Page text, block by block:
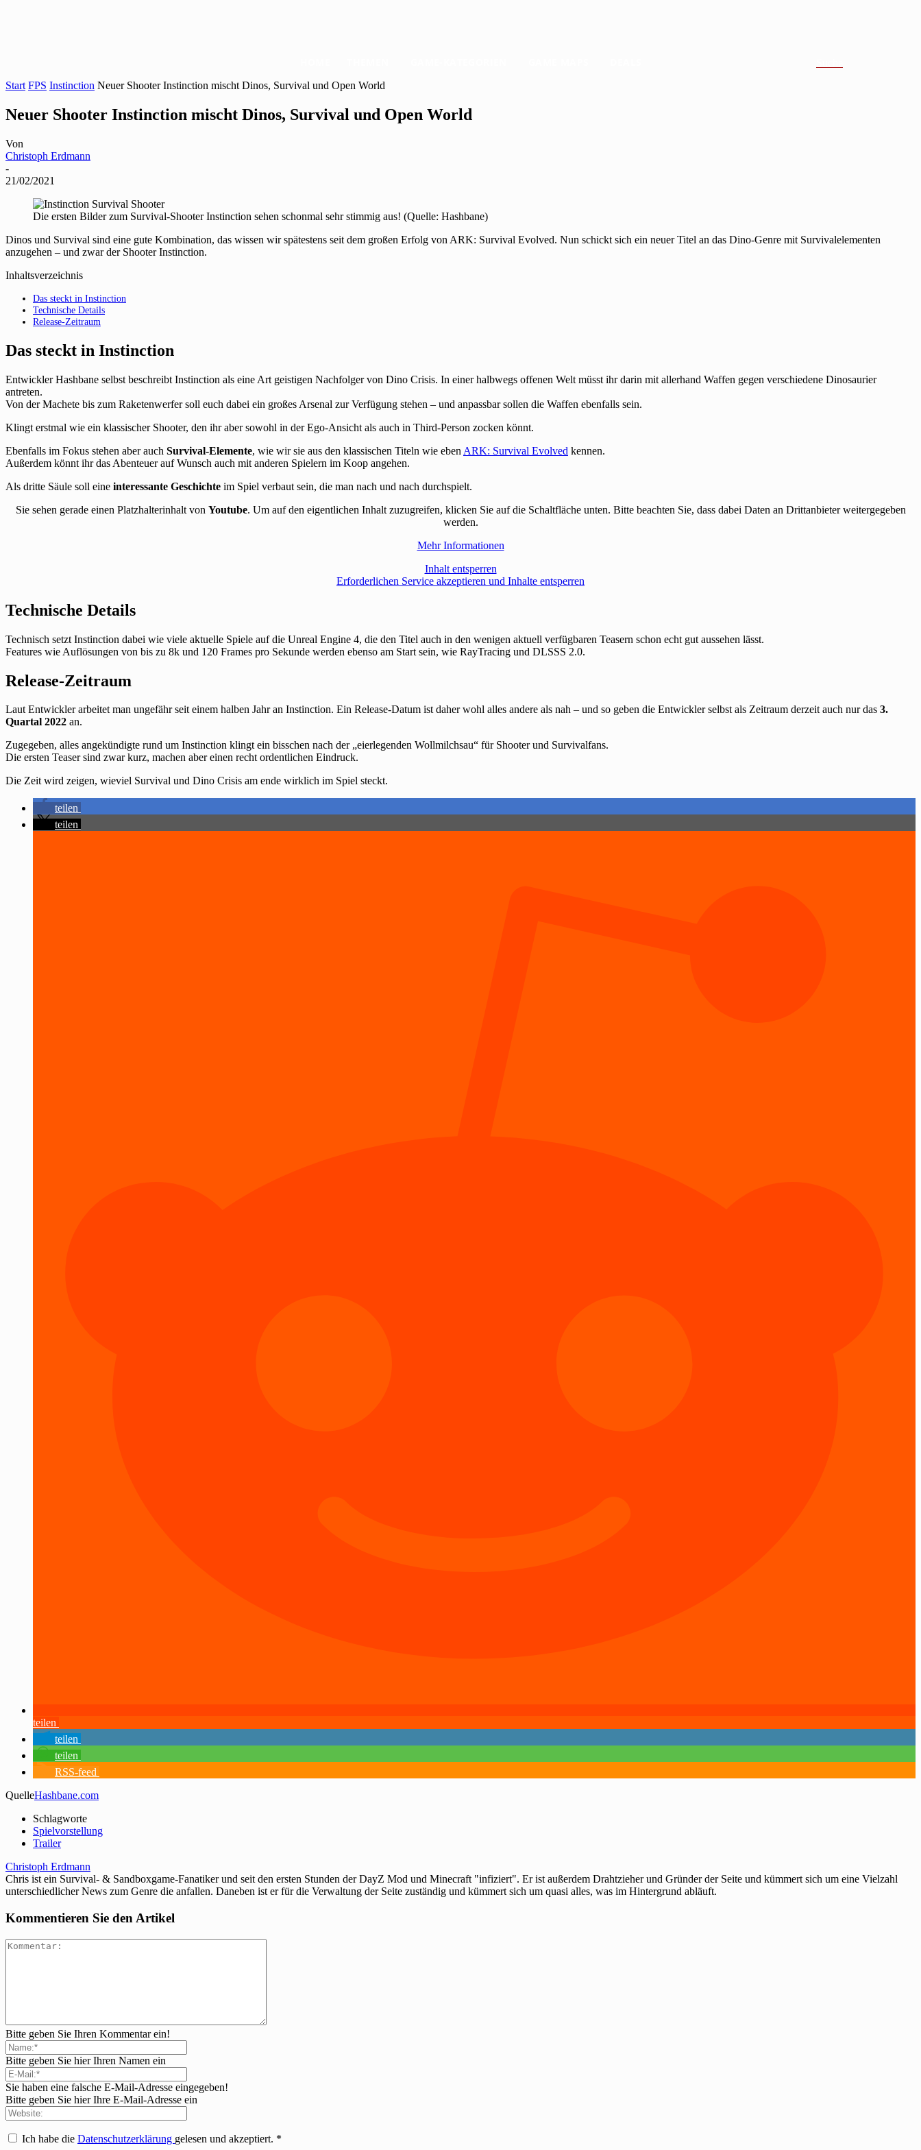
Start FPS Instinction Neuer Shooter Instinction mischt Dinos, Survival und Open World
Neuer Shooter Instinction mischt Dinos, Survival und Open World
Von
Christoph Erdmann
-
21/02/2021
Die ersten Bilder zum Survival-Shooter Instinction sehen schonmal sehr stimmig aus! (Quelle: Hashbane)
Dinos und Survival sind eine gute Kombination, das wissen wir spätestens seit dem großen Erfolg von ARK: Survival Evolved. Nun schickt sich ein neuer Titel an das Dino-Genre mit Survivalelementen
anzugehen – und zwar der Shooter Instinction.
Inhaltsverzeichnis
Das steckt in Instinction
Technische Details
Release-Zeitraum
Das steckt in Instinction
Entwickler Hashbane selbst beschreibt Instinction als eine Art geistigen Nachfolger von Dino Crisis. In einer halbwegs offenen Welt müsst ihr darin mit allerhand Waffen gegen verschiedene Dinosaurier
antreten.
Von der Machete bis zum Raketenwerfer soll euch dabei ein großes Arsenal zur Verfügung stehen – und anpassbar sollen die Waffen ebenfalls sein.
Klingt erstmal wie ein klassischer Shooter, den ihr aber sowohl in der Ego-Ansicht als auch in Third-Person zocken könnt.
Ebenfalls im Fokus stehen aber auch Survival-Elemente, wie wir sie aus den klassischen Titeln wie eben ARK: Survival Evolved kennen.
Außerdem könnt ihr das Abenteuer auf Wunsch auch mit anderen Spielern im Koop angehen.
Als dritte Säule soll eine interessante Geschichte im Spiel verbaut sein, die man nach und nach durchspielt.
Sie sehen gerade einen Platzhalterinhalt von Youtube. Um auf den eigentlichen Inhalt zuzugreifen, klicken Sie auf die Schaltfläche unten. Bitte beachten Sie, dass dabei Daten an Drittanbieter weitergegeben
werden.
Mehr Informationen
Inhalt entsperren
Erforderlichen Service akzeptieren und Inhalte entsperren
Technische Details
Technisch setzt Instinction dabei wie viele aktuelle Spiele auf die Unreal Engine 4, die den Titel auch in den wenigen aktuell verfügbaren Teasern schon echt gut aussehen lässt.
Features wie Auflösungen von bis zu 8k und 120 Frames pro Sekunde werden ebenso am Start sein, wie RayTracing und DLSSS 2.0.
Release-Zeitraum
Laut Entwickler arbeitet man ungefähr seit einem halben Jahr an Instinction. Ein Release-Datum ist daher wohl alles andere als nah – und so geben die Entwickler selbst als Zeitraum derzeit auch nur das 3.
Quartal 2022 an.
Zugegeben, alles angekündigte rund um Instinction klingt ein bisschen nach der „eierlegenden Wollmilchsau“ für Shooter und Survivalfans.
Die ersten Teaser sind zwar kurz, machen aber einen recht ordentlichen Eindruck.
Die Zeit wird zeigen, wieviel Survival und Dino Crisis am ende wirklich im Spiel steckt.
teilen
teilen
teilen
teilen
teilen
RSS-feed
QuelleHashbane.com
Schlagworte
Spielvorstellung
Trailer
Christoph Erdmann
Chris ist ein Survival- & Sandboxgame-Fanatiker und seit den ersten Stunden der DayZ Mod und Minecraft "infiziert". Er ist außerdem Drahtzieher und Gründer der Seite und kümmert sich um eine Vielzahl
unterschiedlicher News zum Genre die anfallen. Daneben ist er für die Verwaltung der Seite zuständig und kümmert sich um quasi alles, was im Hintergrund abläuft.
Kommentieren Sie den Artikel
Bitte geben Sie Ihren Kommentar ein!
Bitte geben Sie hier Ihren Namen ein
Sie haben eine falsche E-Mail-Adresse eingegeben!
Bitte geben Sie hier Ihre E-Mail-Adresse ein
Ich habe die Datenschutzerklärung gelesen und akzeptiert. *